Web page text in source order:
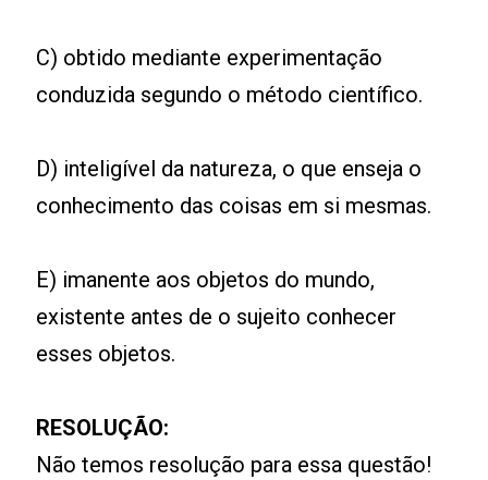
C) obtido mediante experimentação
conduzida segundo o método científico.
D) inteligível da natureza, o que enseja o
conhecimento das coisas em si mesmas.
E) imanente aos objetos do mundo,
existente antes de o sujeito conhecer
esses objetos.
RESOLUÇÃO:
Não temos resolução para essa questão!